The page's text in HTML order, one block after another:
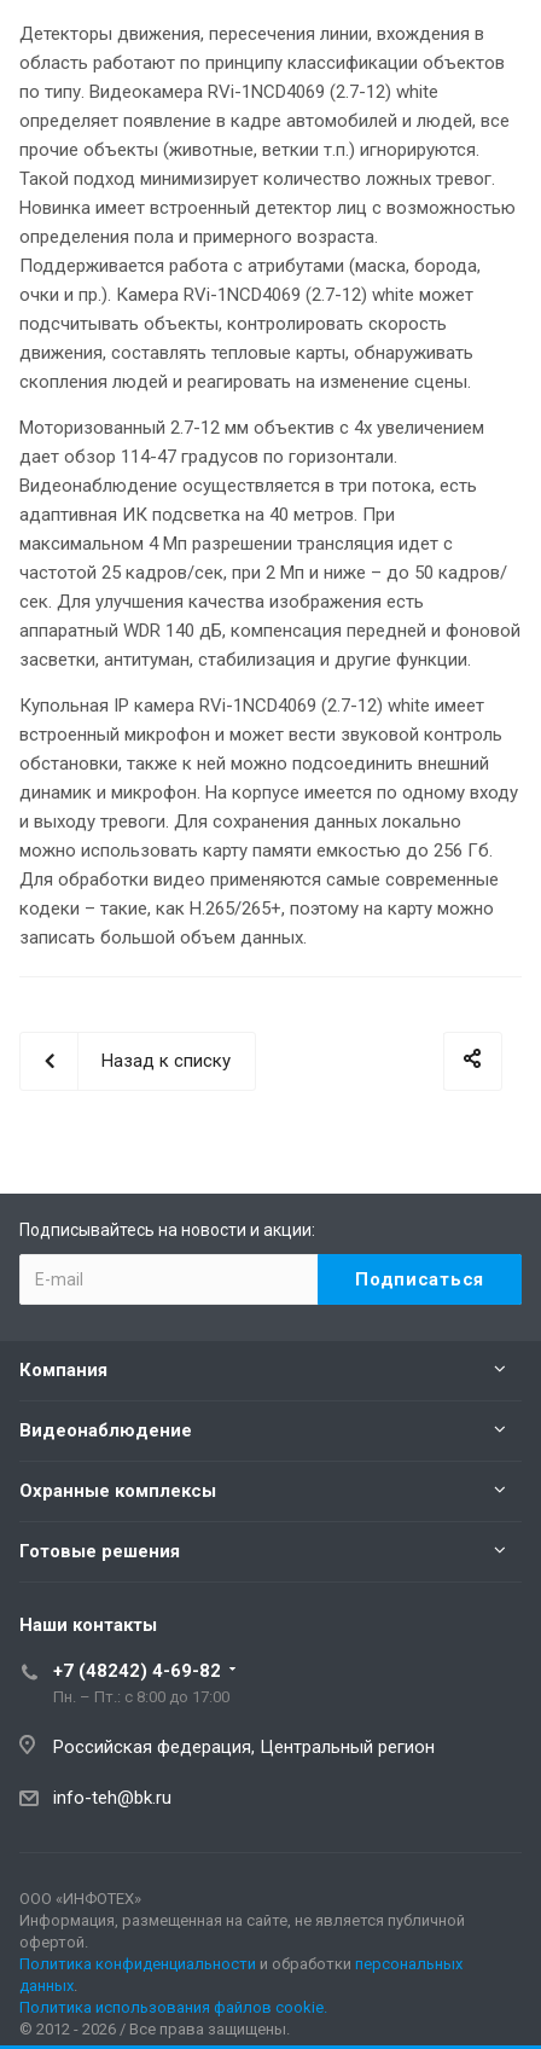
Детекторы движения, пересечения линии, вхождения в
область работают по принципу классификации объектов
по типу. Видеокамера RVi-1NCD4069 (2.7-12) white
определяет появление в кадре автомобилей и людей, все
прочие объекты (животные, веткии т.п.) игнорируются.
Такой подход минимизирует количество ложных тревог.
Новинка имеет встроенный детектор лиц с возможностью
определения пола и примерного возраста.
Поддерживается работа с атрибутами (маска, борода,
очки и пр.). Камера RVi-1NCD4069 (2.7-12) white может
подсчитывать объекты, контролировать скорость
движения, составлять тепловые карты, обнаруживать
скопления людей и реагировать на изменение сцены.
Моторизованный 2.7-12 мм объектив с 4х увеличением
дает обзор 114-47 градусов по горизонтали.
Видеонаблюдение осуществляется в три потока, есть
адаптивная ИК подсветка на 40 метров. При
максимальном 4 Мп разрешении трансляция идет с
частотой 25 кадров/сек, при 2 Мп и ниже – до 50 кадров/
сек. Для улучшения качества изображения есть
аппаратный WDR 140 дБ, компенсация передней и фоновой
засветки, антитуман, стабилизация и другие функции.
Купольная IP камера RVi-1NCD4069 (2.7-12) white имеет
встроенный микрофон и может вести звуковой контроль
обстановки, также к ней можно подсоединить внешний
динамик и микрофон. На корпусе имеется по одному входу
и выходу тревоги. Для сохранения данных локально
можно использовать карту памяти емкостью до 256 Гб.
Для обработки видео применяются самые современные
кодеки – такие, как H.265/265+, поэтому на карту можно
записать большой объем данных.
Назад к списку
Подписывайтесь на новости и акции:
Компания
Видеонаблюдение
Охранные комплексы
Готовые решения
Наши контакты
+7 (48242) 4-69-82
Пн. – Пт.: с 8:00 до 17:00
Российская федерация, Центральный регион
info-teh@bk.ru
ООО «ИНФОТЕХ»
Информация, размещенная на сайте, не является публичной
офертой.
Политика конфиденциальности и обработки персональных
данных.
Политика использования файлов cookie.
© 2012 - 2026 / Все права защищены.